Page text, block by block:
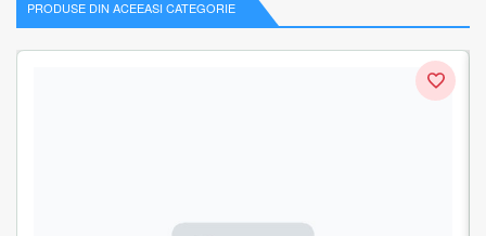
PRODUSE DIN ACEEASI CATEGORIE